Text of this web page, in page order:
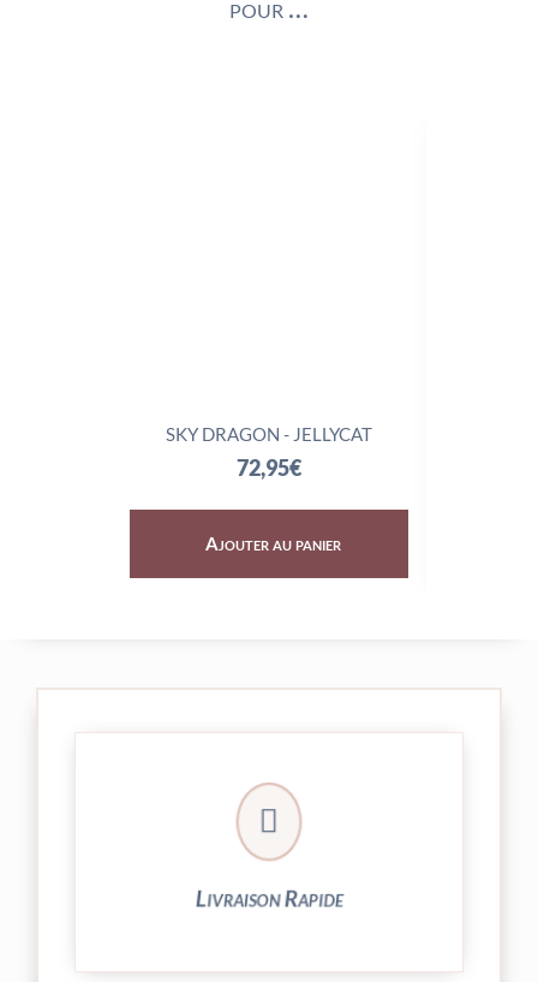
pour …
SKY DRAGON - JELLYCAT
72,95€
Ajouter au panier

Livraison Rapide
Votre commande est expédiée sous
24/48h et livrée par Colissimo.